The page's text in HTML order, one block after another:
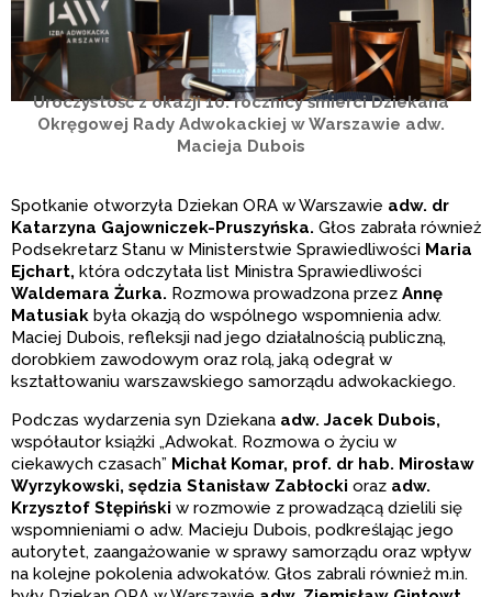
Uroczystość z okazji 10. rocznicy śmierci Dziekana
Okręgowej Rady Adwokackiej w Warszawie adw.
Macieja Dubois
Spotkanie otworzyła Dziekan ORA w Warszawie adw. dr
Katarzyna Gajowniczek-Pruszyńska. Głos zabrała również
Podsekretarz Stanu w Ministerstwie Sprawiedliwości Maria
Ejchart, która odczytała list Ministra Sprawiedliwości
Waldemara Żurka. Rozmowa prowadzona przez Annę
Matusiak była okazją do wspólnego wspomnienia adw.
Maciej Dubois, refleksji nad jego działalnością publiczną,
dorobkiem zawodowym oraz rolą, jaką odegrał w
kształtowaniu warszawskiego samorządu adwokackiego.
Podczas wydarzenia syn Dziekana adw. Jacek Dubois,
współautor książki „Adwokat. Rozmowa o życiu w
ciekawych czasach” Michał Komar, prof. dr hab. Mirosław
Wyrzykowski, sędzia Stanisław Zabłocki oraz adw.
Krzysztof Stępiński w rozmowie z prowadzącą dzielili się
wspomnieniami o adw. Macieju Dubois, podkreślając jego
autorytet, zaangażowanie w sprawy samorządu oraz wpływ
na kolejne pokolenia adwokatów. Głos zabrali również m.in.